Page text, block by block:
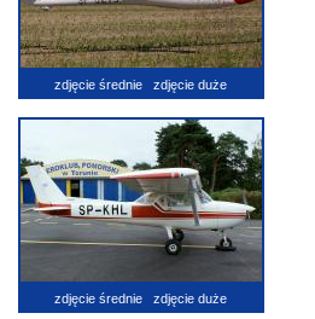
zdjęcie średnie zdjęcie duże
zdjęcie średnie zdjęcie duże